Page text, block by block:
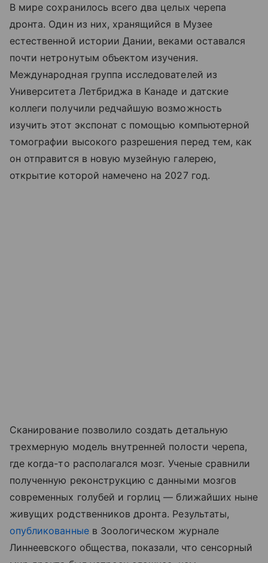
В мире сохранилось всего два целых черепа
дронта. Один из них, хранящийся в Музее
естественной истории Дании, веками оставался
почти нетронутым объектом изучения.
Международная группа исследователей из
Университета Летбриджа в Канаде и датские
коллеги получили редчайшую возможность
изучить этот экспонат с помощью компьютерной
томографии высокого разрешения перед тем, как
он отправится в новую музейную галерею,
открытие которой намечено на 2027 год.
Сканирование позволило создать детальную
трехмерную модель внутренней полости черепа,
где когда-то располагался мозг. Ученые сравнили
полученную реконструкцию с данными мозгов
современных голубей и горлиц — ближайших ныне
живущих родственников дронта. Результаты,
опубликованныев Зоологическом журнале
Линнеевского общества, показали, что сенсорный